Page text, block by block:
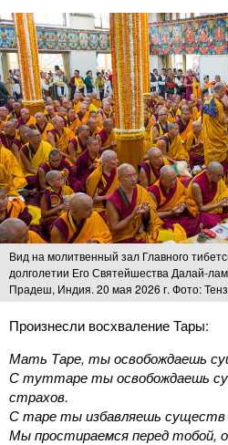
Вид на молитвенный зал Главного
долголетии Его Святейшества Далай-
Прадеш, Индия. 20 мая 2026 г. Фото:
Произнесли восхваление Тары:
Мать Таре, ты освобождаешь
С туттаре ты освобождаешь
страхов.
С таре ты избавляешь
Мы простираемся перед тобой,